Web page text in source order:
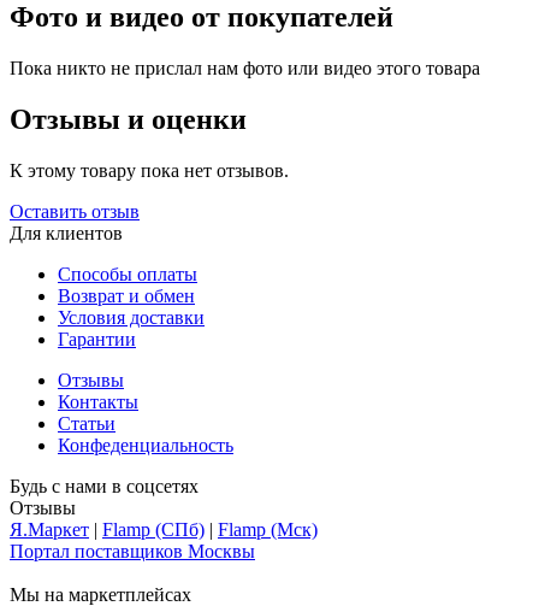
Фото и видео от покупателей
Пока никто не прислал нам фото или видео этого товара
Отзывы и оценки
К этому товару пока нет отзывов.
Оставить отзыв
Для клиентов
Способы оплаты
Возврат и обмен
Условия доставки
Гарантии
Отзывы
Контакты
Статьи
Конфеденциальность
Будь с нами в соцсетях
Отзывы
Я.Маркет | Flamp (СПб) | Flamp (Мск)
Портал поставщиков Москвы
Мы на маркетплейсах